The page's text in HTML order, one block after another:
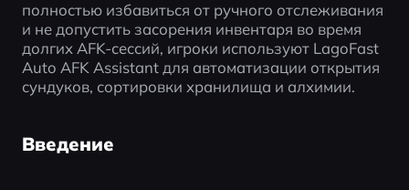
полностью избавиться от ручного отслеживания
и не допустить засорения инвентаря во время
долгих AFK-сессий, игроки используют LagoFast
Auto AFK Assistant для автоматизации открытия
сундуков, сортировки хранилища и алхимии.
Введение